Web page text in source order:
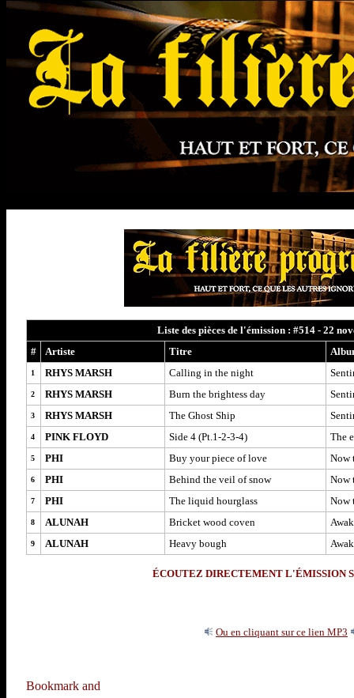
Liste des pièces de l'émission : #514 - 22
#
Artiste Titre
1 RHYS MARSH Calling in the night
2 RHYS MARSH Burn the brightess day
3 RHYS MARSH The Ghost Ship
4 PINK FLOYD Side 4 (Pt.1-2-3-4) The
5 PHI Buy your piece of love Now
6 PHI Behind the veil of snow Now
7 PHI The liquid hourglass Now
8 ALUNAH Bricket wood coven
9 ALUNAH Heavy bough
ÉCOUTEZ DIRECTEMENT L'ÉMISSION
Ou en cliquant sur ce lien MP3